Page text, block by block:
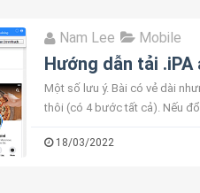
Nam Lee Mobile
Hướng dẫn tải
Một số lưu ý. Bài có vẻ dài
thôi (có 4 bước tất cả). Nếu
18/03/2022